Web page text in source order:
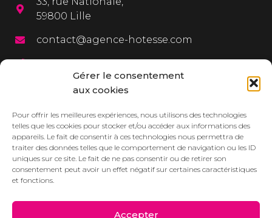
Gérer le consentement
aux cookies
Pour offrir les meilleures expériences, nous utilisons des technologies
telles que les cookies pour stocker et/ou accéder aux informations des
appareils. Le fait de consentir à ces technologies nous permettra de
traiter des données telles que le comportement de navigation ou les ID
uniques sur ce site. Le fait de ne pas consentir ou de retirer son
consentement peut avoir un effet négatif sur certaines caractéristiques
et fonctions.
Accepter
59800 Lille
contact@agence-hotesse.com
03 20 12 72 65
06 67 92 99 72
MENU
L’agence
Services
Dressbook
Réalisations